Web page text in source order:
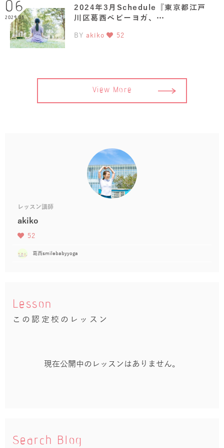
06
2024.03
2024年3月Schedule『東京都江戸
川区葛西ベビーヨガ、…
BY akiko 52
View More
レッスン講師
akiko
52
葛西smilebabyyoga
Lesson
この認定校のレッスン
現在公開中のレッスンはありません。
Search Blog